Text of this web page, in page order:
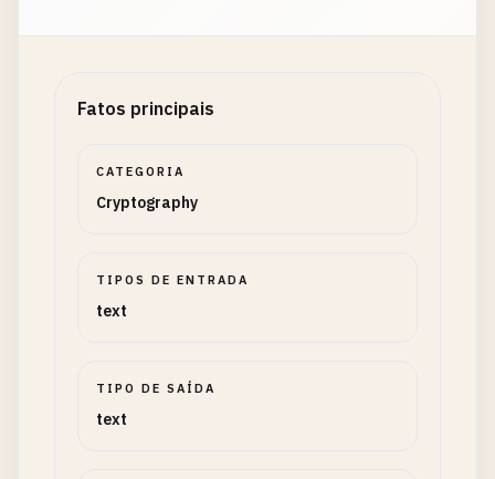
Fatos principais
CATEGORIA
Cryptography
TIPOS DE ENTRADA
text
TIPO DE SAÍDA
text